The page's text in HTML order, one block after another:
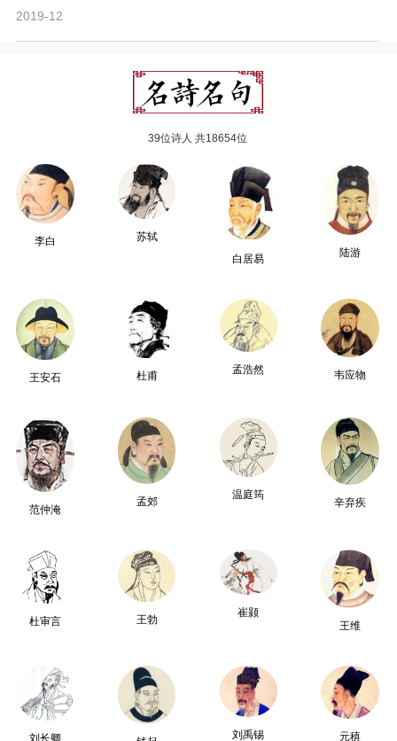
2019-12
39位诗人 共18654位
李白
苏轼
白居易
陆游
王安石 杜甫
孟浩然 韦应物
范仲淹
孟郊
温庭筠
辛弃疾
杜审言 王勃
崔颢
王维
刘长卿 刘禹锡 元稹